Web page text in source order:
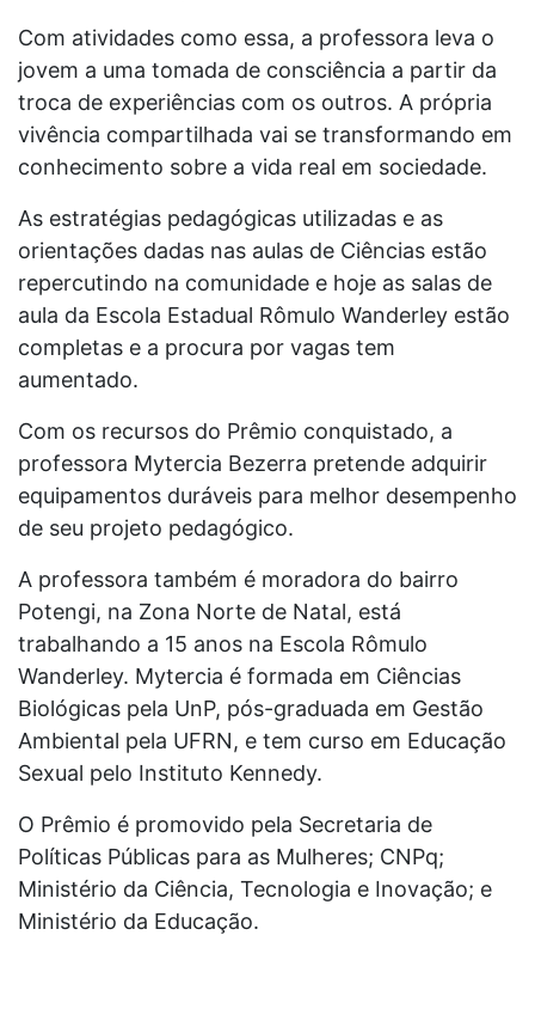
Com atividades como essa, a professora leva o
jovem a uma tomada de consciência a partir da
troca de experiências com os outros. A própria
vivência compartilhada vai se transformando em
conhecimento sobre a vida real em sociedade.
As estratégias pedagógicas utilizadas e as
orientações dadas nas aulas de Ciências estão
repercutindo na comunidade e hoje as salas de
aula da Escola Estadual Rômulo Wanderley estão
completas e a procura por vagas tem
aumentado.
Com os recursos do Prêmio conquistado, a
professora Mytercia Bezerra pretende adquirir
equipamentos duráveis para melhor desempenho
de seu projeto pedagógico.
A professora também é moradora do bairro
Potengi, na Zona Norte de Natal, está
trabalhando a 15 anos na Escola Rômulo
Wanderley. Mytercia é formada em Ciências
Biológicas pela UnP, pós-graduada em Gestão
Ambiental pela UFRN, e tem curso em Educação
Sexual pelo Instituto Kennedy.
O Prêmio é promovido pela Secretaria de
Políticas Públicas para as Mulheres; CNPq;
Ministério da Ciência, Tecnologia e Inovação; e
Ministério da Educação.